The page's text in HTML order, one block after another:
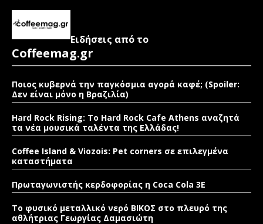
Ειδήσεις από το
Coffeemag.gr
Ποιος κυβερνά την παγκόσμια αγορά καφέ; (Spoiler:
Δεν είναι μόνο η Βραζιλία)
Hard Rock Rising: Το Hard Rock Cafe Athens αναζητά
τα νέα μουσικά ταλέντα της Ελλάδας!
Coffee Island & Viozois: Pet corners σε επιλεγμένα
καταστήματα
Πρωταγωνιστής κερδοφορίας η Coca Cola 3E
Το φυσικό μεταλλικό νερό ΒΙΚΟΣ στο πλευρό της
αθλήτριας Γεωργίας Δαμασιώτη